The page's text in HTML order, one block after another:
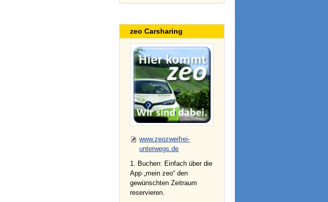
zeo Carsharing
www.zeozweifrei-
unterwegs.de
1. Buchen: Einfach über die
App „mein zeo“ den
gewünschten Zeitraum
reservieren.